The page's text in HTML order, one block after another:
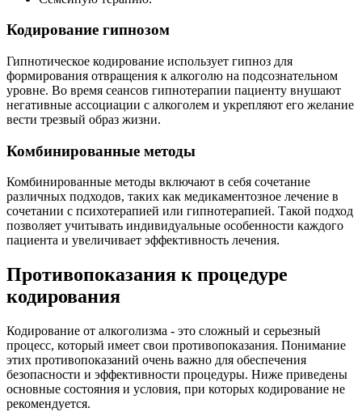
Кодирование гипнозом
Гипнотическое кодирование использует гипноз для
формирования отвращения к алкоголю на подсознательном
уровне. Во время сеансов гипнотерапии пациенту внушают
негативные ассоциации с алкоголем и укрепляют его желание
вести трезвый образ жизни.
Комбинированные методы
Комбинированные методы включают в себя сочетание
различных подходов, таких как медикаментозное лечение в
сочетании с психотерапией или гипнотерапией. Такой подход
позволяет учитывать индивидуальные особенности каждого
пациента и увеличивает эффективность лечения.
Противопоказания к процедуре
кодирования
Кодирование от алкоголизма - это сложный и серьезный
процесс, который имеет свои противопоказания. Понимание
этих противопоказаний очень важно для обеспечения
безопасности и эффективности процедуры. Ниже приведены
основные состояния и условия, при которых кодирование не
рекомендуется.